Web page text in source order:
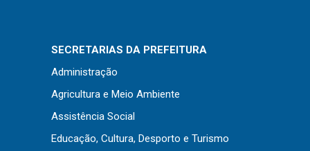
Licitações
Dispensas e Inexigibilidades
Chamamentos Públicos
Leis, Decretos e Portarias
SECRETARIAS DA PREFEITURA
Administração
Agricultura e Meio Ambiente
Assistência Social
Educação, Cultura, Desporto e Turismo